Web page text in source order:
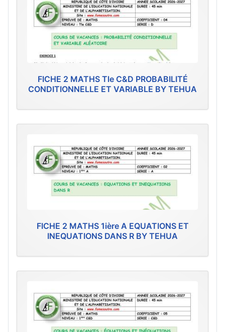
FICHE 2 MATHS Tle C&D PROBABILITÉ
CONDITIONNELLE ET VARIABLE BY TEHUA
FICHE 2 MATHS 1ière A EQUATIONS ET
INEQUATIONS DANS R BY TEHUA